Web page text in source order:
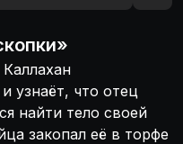
»
узнаёт, что отец
найти тело своей
закопал её в торфе